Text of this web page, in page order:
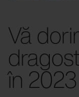
Vă
în 2023